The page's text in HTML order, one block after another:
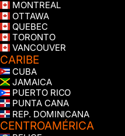
MONTREAL
OTTAWA
QUEBEC
TORONTO
VANCOUVER
CARIBE
CUBA
JAMAICA
PUERTO RICO
PUNTA CANA
REP. DOMINICANA
CENTROAMÉRICA